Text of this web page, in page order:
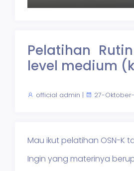
Pelatihan
level medium
official admin | 27-
Mau ikut pelatihan OSN-K
Ingin yang materinya